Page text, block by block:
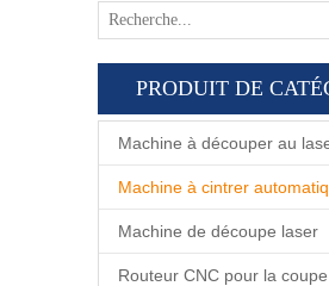
PRODUIT DE
Machine à découper au
Machine à cintrer
Machine de découpe laser
Routeur CNC pour la